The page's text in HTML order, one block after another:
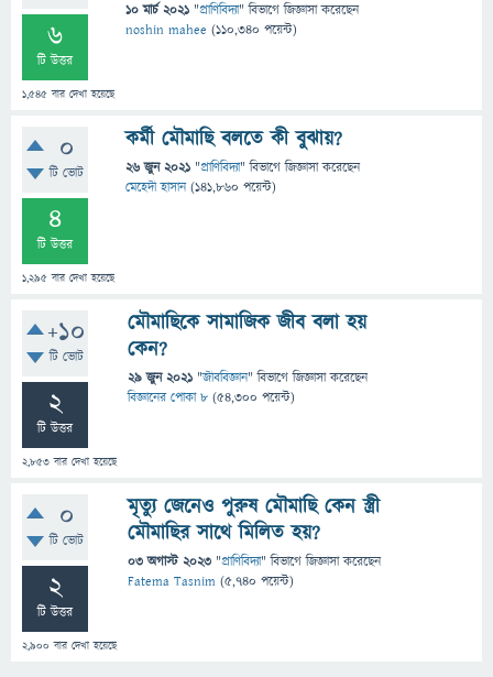
6
টি উত্তর
1,545 বার দেখা হয়েছে
10 মার্চ 2021 "প্রাণিবিদ্যা" বিভাগে জিজ্ঞাসাকরেছেন
noshin mahee (110,340 পয়েন্ট)
0
টি ভোট
4
টি উত্তর
1,295 বার দেখা হয়েছে
কর্মী মৌমাছি বলতে কী বুঝায়?
26 জুন 2021 "প্রাণিবিদ্যা" বিভাগে জিজ্ঞাসাকরেছেন
মেহেদী হাসান (141,860 পয়েন্ট)
+10
টি ভোট
2
টি উত্তর
2,853 বার দেখা হয়েছে
মৌমাছিকে সামাজিক জীব বলা হয়
কেন?
29 জুন 2021 "জীববিজ্ঞান" বিভাগে জিজ্ঞাসাকরেছেন
বিজ্ঞানের পোকা ৮ (54,300 পয়েন্ট)
0
টি ভোট
2
টি উত্তর
2,900 বার দেখা হয়েছে
মৃত্যু জেনেও পুরুষ মৌমাছি কেন স্ত্রী
মৌমাছির সাথে মিলিত হয়?
03 অগাস্ট 2023 "প্রাণিবিদ্যা" বিভাগে জিজ্ঞাসাকরেছেন
Fatema Tasnim (5,740 পয়েন্ট)